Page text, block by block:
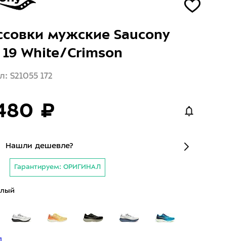
мужские Saucony
19 White/Crimson
S21055 172
₽
Нашли дешевле?
Гарантируем: ОРИГИНАЛ